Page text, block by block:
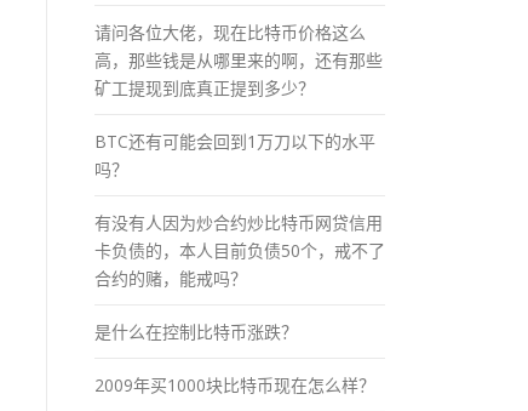
请问各位大佬，现在比特币价格这么
高，那些钱是从哪里来的啊，还有那些
矿工提现到底真正提到多少？
BTC还有可能会回到1万刀以下的水平
吗？
有没有人因为炒合约炒比特币网贷信用
卡负债的，本人目前负债50个，戒不了
合约的赌，能戒吗？
是什么在控制比特币涨跌？
2009年买1000块比特币现在怎么样？